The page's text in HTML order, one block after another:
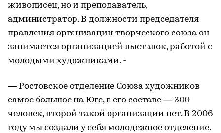
живописец, но и преподаватель,
администратор. В должности председателя
правления организации творческого союза он
занимается организацией выставок, работой с
молодыми художниками. -
— Ростовское отделение Союза художников
самое большое на Юге, в его составе — 300
человек, второй такой организации нет. В 2006
году мы создали у себя молодежное отделение.